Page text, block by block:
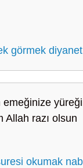
görmek diyanet
emeğinize
Allah razı olsun
okumak